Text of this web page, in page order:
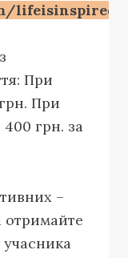
lifeisinspired
При
При
400 грн. за
–
отримайте